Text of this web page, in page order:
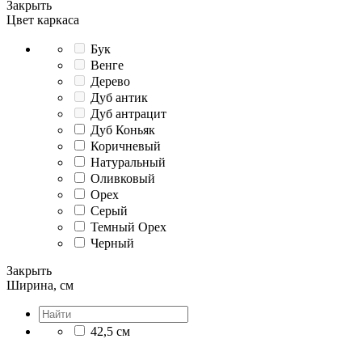
Закрыть
Цвет каркаса
Бук
Венге
Дерево
Дуб антик
Дуб антрацит
Дуб Коньяк
Коричневый
Натуральный
Оливковый
Орех
Серый
Темный Орех
Черный
Закрыть
Ширина, см
42,5 см